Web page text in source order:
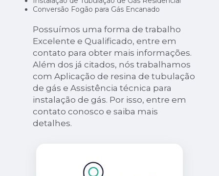
Conversão Fogão para Gás Encanado
Possuímos uma forma de trabalho
Excelente e Qualificado, entre em
contato para obter mais informações.
Além dos já citados, nós trabalhamos
com Aplicação de resina de tubulação
de gás e Assistência técnica para
instalação de gás. Por isso, entre em
contato conosco e saiba mais
detalhes.